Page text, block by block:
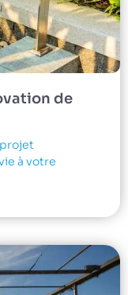
de
projet
à votre